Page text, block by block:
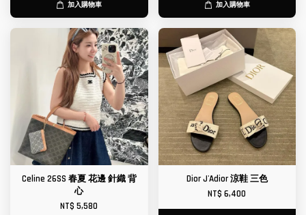
加入購物車 加入購物車
Celine 26SS 春夏 花邊 針織 背
心
NT$ 5,580
Dior J'Adior 涼鞋 三色
NT$ 6,400